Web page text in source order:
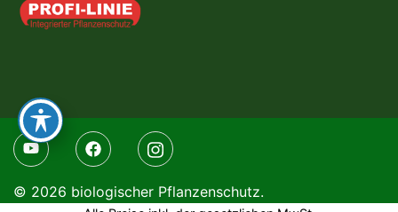
© 2026 biologischer Pflanzenschutz.